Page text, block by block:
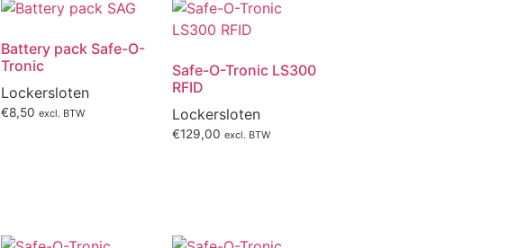
Battery pack Safe-O-
Tronic
Lockersloten
€8,50 excl. BTW
Safe-O-Tronic LS300
RFID
Lockersloten
€129,00 excl. BTW